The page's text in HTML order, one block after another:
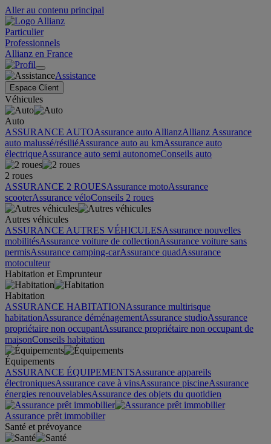
Aller au contenu principal
Particulier
Professionnels
Allianz en France
Assistance
Espace Client
Véhicules
Auto
ASSURANCE AUTOAssurance auto AllianzAllianz Assurance
auto malussé/résiliéAssurance auto au kmAssurance auto
électriqueAssurance auto semi autonomeConseils auto
2 roues
ASSURANCE 2 ROUESAssurance motoAssurance
scooterAssurance véloConseils 2 roues
Autres véhicules
ASSURANCE AUTRES VÉHICULESAssurance nouvelles
mobilitésAssurance voiture de collectionAssurance voiture sans
permisAssurance camping-carAssurance quadAssurance
motoculteur
Habitation et Emprunteur
Habitation
ASSURANCE HABITATIONAssurance multirisque
habitationAssurance déménagementAssurance studioAssurance
propriétaire non occupantAssurance propriétaire non occupant de
maisonConseils habitation
Équipements
ASSURANCE ÉQUIPEMENTSAssurance appareils
électroniquesAssurance cave à vinsAssurance piscineAssurance
énergies renouvelablesAssurance des objets du quotidien
Assurance prêt immobilier
Santé et prévoyance